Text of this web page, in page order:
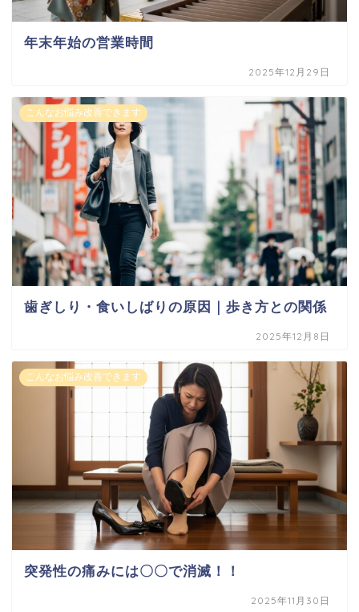
年末年始の営業時間
2025年12月29日
こんなお悩み改善できます
歯ぎしり・食いしばりの原因｜歩き方との関係
2025年12月8日
こんなお悩み改善できます
突発性の痛みには〇〇で消滅！！
2025年11月30日